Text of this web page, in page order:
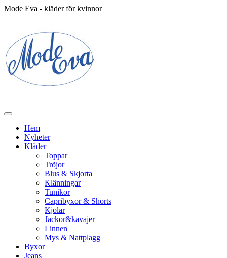
Mode Eva - kläder för kvinnor
Hem
Nyheter
Kläder
Toppar
Tröjor
Blus & Skjorta
Klänningar
Tunikor
Capribyxor & Shorts
Kjolar
Jackor&kavajer
Linnen
Mys & Nattplagg
Byxor
Jeans